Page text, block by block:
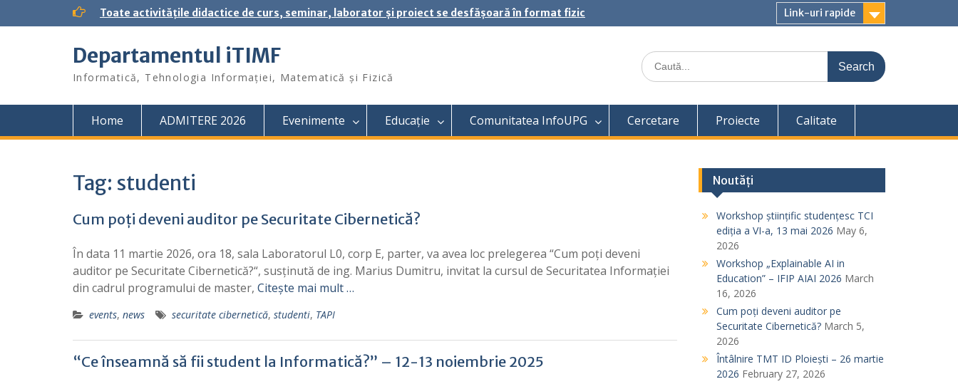
t
Toate activitățile didactice de curs, seminar, laborator și proiect se desfășoară în format fizic Link-uri rapide
Departamentul iTIMF
Informatică, Tehnologia Informației, Matematică și Fizică
S
e
r
c
h
Home ADMITERE 2026 Evenimente Educație Comunitatea InfoUPG Cercetare Proiecte Calitate
Tag: studenti
Cum poți deveni auditor pe Securitate Cibernetică?
În data 11 martie 2026, ora 18, sala Laboratorul L0, corp E, parter, va avea loc prelegerea “Cum poți deveni
auditor pe Securitate Cibernetică?“, susținută de ing. Marius Dumitru, invitat la cursul de Securitatea Informației
din cadrul programului de master, Citește mai mult …
events, news securitate cibernetică, studenti, TAPI
“Ce înseamnă să fii student la Informatică?” – 12-13 noiembrie 2025
Noutăți
Workshop științific studențesc TCI
ediția a VI-a, 13 mai 2026 May 6,
2026
Workshop „Explainable AI in
Education” – IFIP AIAI 2026 March
16, 2026
Cum poți deveni auditor pe
Securitate Cibernetică? March 5,
2026
Întâlnire TMT ID Ploiești – 26 martie
2026 February 27, 2026